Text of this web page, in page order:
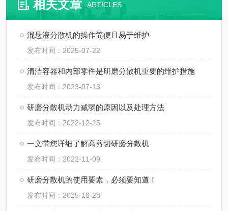
相关文章 ARTICLES
混悬液分散机的操作简便且易于维护
发布时间：2025-07-22
清洁容器和内部零件是研磨分散机重要的维护措施
发布时间：2023-07-13
研磨分散机动力减弱的原因以及处理方法
发布时间：2022-12-25
一文带您详细了解高剪切研磨分散机
发布时间：2022-11-09
研磨分散机的使用要素，必须要知道！
发布时间：2025-10-28